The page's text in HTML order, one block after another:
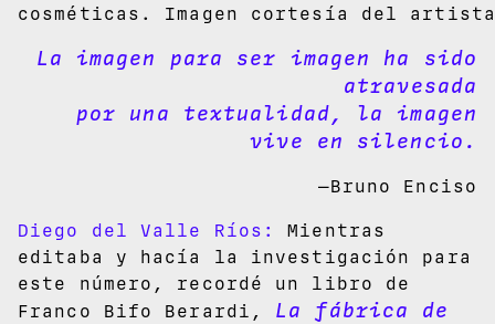
cosméticas. Imagen cortesía del artista
La imagen para ser imagen ha sido
atravesada
por una textualidad, la imagen
vive en silencio.
—Bruno Enciso
Diego del Valle Ríos:Mientras
editaba y hacía la investigación para
este número, recordé un libro de
Franco Bifo Berardi, La fábrica de